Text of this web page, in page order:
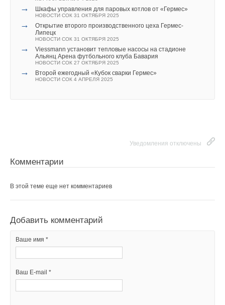
→ Шкафы управления для паровых котлов от «Гермес»
НОВОСТИ СОК 31 ОКТЯБРЯ 2025
→
Открытие второго производственного цеха Гермес-
Липецк
НОВОСТИ СОК 31 ОКТЯБРЯ 2025
→
Viessmann установит тепловые насосы на стадионе
Альянц Арена футбольного клуба Бавария
НОВОСТИ СОК 27 ОКТЯБРЯ 2025
→ Второй ежегодный «Кубок сварки Гермес»
НОВОСТИ СОК 4 АПРЕЛЯ 2025
Уведомления отключены
Комментарии
В этой теме еще нет комментариев
Добавить комментарий
Ваше имя *
Ваш E-mail *